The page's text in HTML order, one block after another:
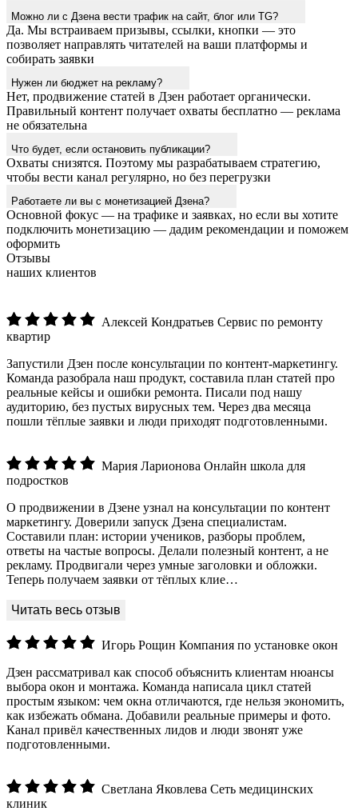
Можно ли с Дзена вести трафик на сайт, блог или TG?
Да. Мы встраиваем призывы, ссылки, кнопки — это
позволяет направлять читателей на ваши платформы и
собирать заявки
Нужен ли бюджет на рекламу?
Нет, продвижение статей в Дзен работает органически.
Правильный контент получает охваты бесплатно — реклама
не обязательна
Что будет, если остановить публикации?
Охваты снизятся. Поэтому мы разрабатываем стратегию,
чтобы вести канал регулярно, но без перегрузки
Работаете ли вы с монетизацией Дзена?
Основной фокус — на трафике и заявках, но если вы хотите
подключить монетизацию — дадим рекомендации и поможем
оформить
Отзывы
наших клиентов
Алексей Кондратьев Сервис по ремонту
квартир
Запустили Дзен после консультации по контент-маркетингу.
Команда разобрала наш продукт, составила план статей про
реальные кейсы и ошибки ремонта. Писали под нашу
аудиторию, без пустых вирусных тем. Через два месяца
пошли тёплые заявки и люди приходят подготовленными.
Мария Ларионова Онлайн школа для
подростков
О продвижении в Дзене узнал на консультации по контент
маркетингу. Доверили запуск Дзена специалистам.
Составили план: истории учеников, разборы проблем,
ответы на частые вопросы. Делали полезный контент, а не
рекламу. Продвигали через умные заголовки и обложки.
Теперь получаем заявки от тёплых клие…
Игорь Рощин Компания по установке окон
Дзен рассматривал как способ объяснить клиентам нюансы
выбора окон и монтажа. Команда написала цикл статей
простым языком: чем окна отличаются, где нельзя экономить,
как избежать обмана. Добавили реальные примеры и фото.
Канал привёл качественных лидов и люди звонят уже
подготовленными.
Светлана Яковлева Сеть медицинских
клиник